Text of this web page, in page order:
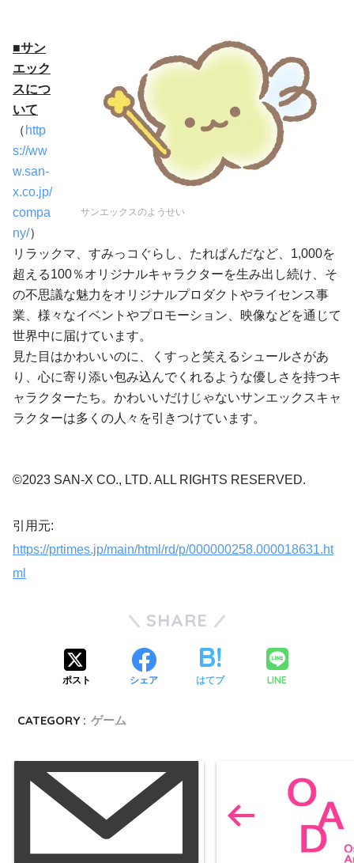
サンエックスのようせい
■サン
エック
スにつ
いて
（ http
s://ww
w.san-
x.co.jp/
compa
ny/）
リラックマ、すみっコぐらし、たれぱんだなど、1,000を
超える100％オリジナルキャラクターを生み出し続け、そ
の不思議な魅力をオリジナルプロダクトやライセンス事
業、様々なイベントやプロモーション、映像などを通じて
世界中に届けています。
見た目はかわいいのに、くすっと笑えるシュールさがあ
り、心に寄り添い包み込んでくれるような優しさを持つキ
ャラクターたち。かわいいだけじゃないサンエックスキャ
ラクターは多くの人々を引きつけています。
©2023 SAN-X CO., LTD. ALL RIGHTS RESERVED.
引用元:
https://prtimes.jp/main/html/rd/p/000000258.000018631.ht
ml
SHARE
ポスト シェア はてブ LINE
CATEGORY : ゲーム